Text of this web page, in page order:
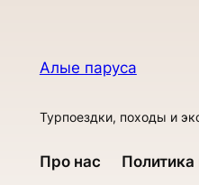
Алые паруса
Турпоездки, походы и
Про нас